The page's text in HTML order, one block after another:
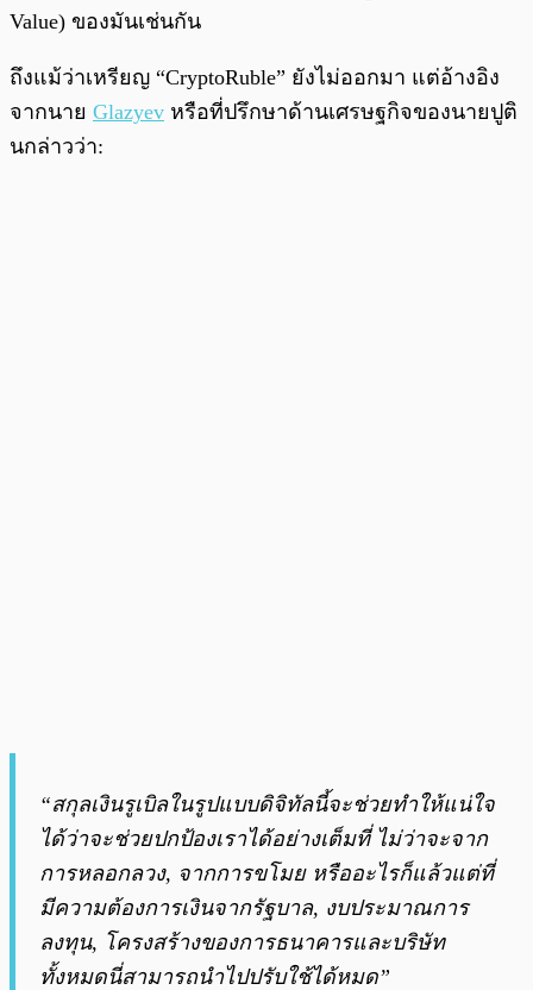
Value) ของมันเช่นกัน
ถึงแม้ว่าเหรียญ “CryptoRuble” ยังไม่ออกมา แต่อ้างอิง
จากนาย Glazyev หรือที่ปรึกษาด้านเศรษฐกิจของนายปูติ
นกล่าวว่า:
“สกุลเงินรูเบิลในรูปแบบดิจิทัลนี้จะช่วยทำให้แน่ใจ
ได้ว่าจะช่วยปกป้องเราได้อย่างเต็มที่ ไม่ว่าจะจาก
การหลอกลวง, จากการขโมย หรืออะไรก็แล้วแต่ที่
มีความต้องการเงินจากรัฐบาล, งบประมาณการ
ลงทุน, โครงสร้างของการธนาคารและบริษัท
ทั้งหมดนี่สามารถนำไปปรับใช้ได้หมด”